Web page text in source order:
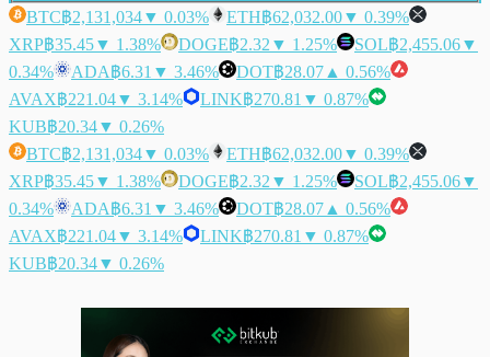
BTC฿2,131,034▼ 0.03% ETH฿62,032.00▼ 0.39%
XRP฿35.45▼ 1.38% DOGE฿2.32 ▼ 1.25% SOL฿2,455.06▼
0.34%
ADA฿6.31 ▼ 3.46% DOT฿28.07 ▲ 0.56%
AVAX฿221.04▼ 3.14% LINK฿270.81 ▼ 0.87%
KUB฿20.34▼ 0.26%
BTC฿2,131,034▼ 0.03% ETH฿62,032.00▼ 0.39%
XRP฿35.45▼ 1.38% DOGE฿2.32 ▼ 1.25% SOL฿2,455.06▼
0.34%
ADA฿6.31 ▼ 3.46% DOT฿28.07 ▲ 0.56%
AVAX฿221.04▼ 3.14% LINK฿270.81 ▼ 0.87%
KUB฿20.34▼ 0.26%